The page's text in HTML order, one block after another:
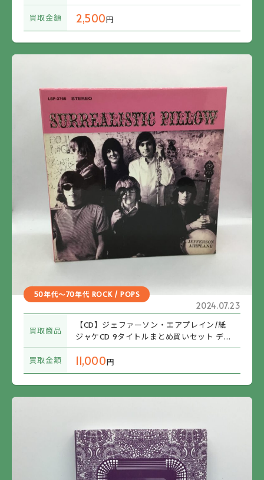
n At Joujouka (COC 49100) US/シュリン
ク付
買取金額 2,500円
50年代～70年代 ROCK / POPS
2024.07.23
買取商品
【CD】ジェファーソン・エアプレイン/紙
ジャケCD 9タイトルまとめ買いセット ディ
スクユニオン特典BOX付
買取金額
11,000円